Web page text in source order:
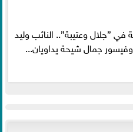
في ”جلال وعتيبة”.. النائب وليد
جمال شيحة يداويان...